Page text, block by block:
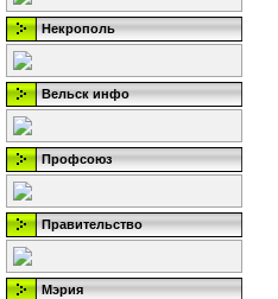
Некрополь
Вельск инфо
Профсоюз
Правительство
Мэрия